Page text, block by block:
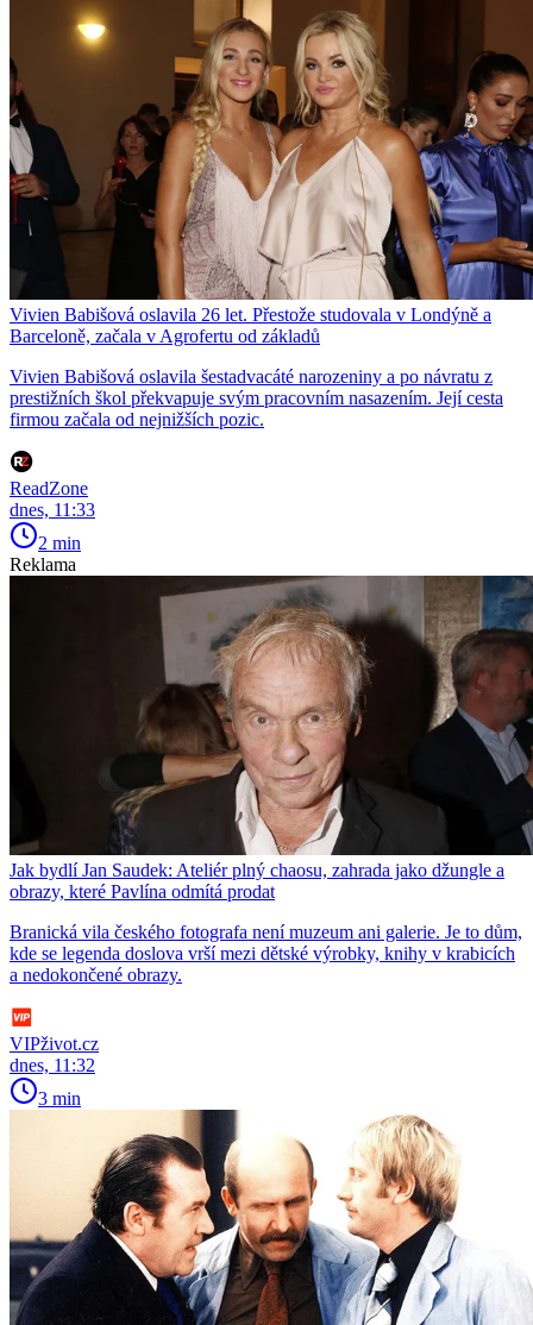
Vivien Babišová oslavila 26 let. Přestože studovala v Londýně a
Barceloně, začala v Agrofertu od základů
Vivien Babišová oslavila šestadvacáté narozeniny a po návratu z
prestižních škol překvapuje svým pracovním nasazením. Její cesta
firmou začala od nejnižších pozic.
ReadZone
dnes, 11:33
2 min
Reklama
Jak bydlí Jan Saudek: Ateliér plný chaosu, zahrada jako džungle a
obrazy, které Pavlína odmítá prodat
Branická vila českého fotografa není muzeum ani galerie. Je to dům,
kde se legenda doslova vrší mezi dětské výrobky, knihy v krabicích
a nedokončené obrazy.
VIPživot.cz
dnes, 11:32
3 min